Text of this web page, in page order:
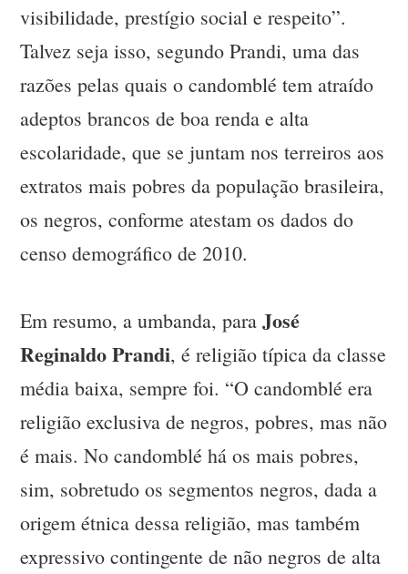
visibilidade, prestígio social e respeito”.
Talvez seja isso, segundo Prandi, uma das
razões pelas quais o candomblé tem atraído
adeptos brancos de boa renda e alta
escolaridade, que se juntam nos terreiros aos
extratos mais pobres da população brasileira,
os negros, conforme atestam os dados do
censo demográfico de 2010.
Em resumo, a umbanda, paraJosé
Reginaldo Prandi, é religião típica da classe
média baixa, sempre foi. “O candomblé era
religião exclusiva de negros, pobres, mas não
é mais. No candomblé há os mais pobres,
sim, sobretudo os segmentos negros, dada a
origem étnica dessa religião, mas também
expressivo contingente de não negros de alta